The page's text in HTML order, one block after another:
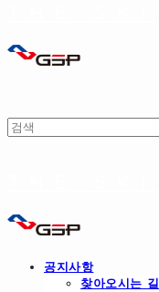
공지사항
찾아오시는 길